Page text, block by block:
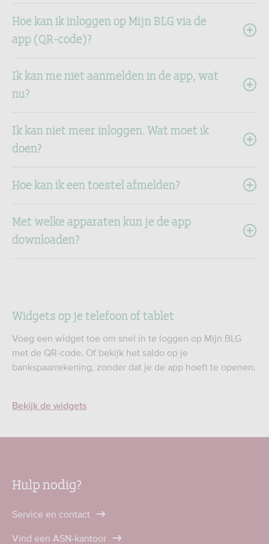
Hoe kan ik inloggen op Mijn BLG via de
app (QR-code)?
Ik kan me niet aanmelden in de app, wat
nu?
Ik kan niet meer inloggen. Wat moet ik
doen?
Hoe kan ik een toestel afmelden?
Met welke apparaten kun je de app
downloaden?
Widgets op je telefoon of tablet
Voeg een widget toe om snel in te loggen op Mijn BLG
met de QR-code. Of bekijk het saldo op je
bankspaarrekening, zonder dat je de app hoeft te openen.
Bekijk de widgets
Hulp nodig?
Service en contact
Vind een ASN-kantoor